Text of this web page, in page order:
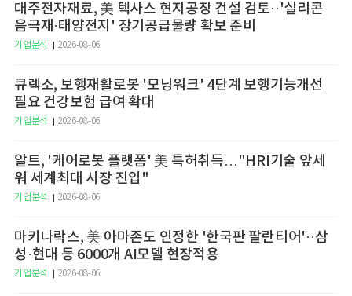
대주전자재료, 美 텍사스 현지공장 건설 검토··'실리콘
음극재·태양전지' 장기공급물량 확보 준비
기업분석 2026-08-06
큐렉소, 보행재활로봇 '모닝워크' 4단계 보행기능개선
필요 건강보험 급여 확대
기업분석 2026-08-06
알트, '케어로봇 플랫폼' 美 특허취득…"HRI기술 앞세
워 세계최대 시장 진입"
기업분석 2026-08-06
마키나락스, 美 아마존도 인정한 '한국판 팔란티어'··삼
성·현대 등 6000개 AI모델 현장적용
기업분석 2026-08-06